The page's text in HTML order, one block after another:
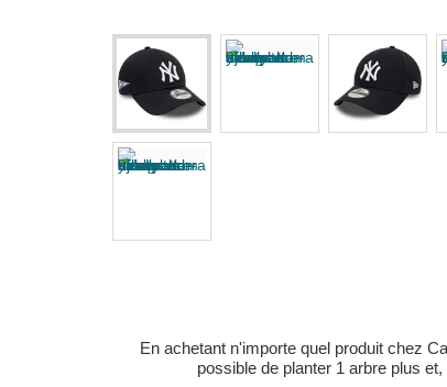
En achetant n'importe quel produit chez
possible de planter 1 arbre plus